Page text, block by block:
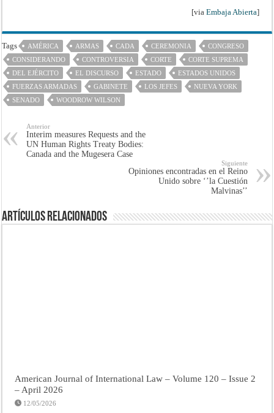
[via Embaja Abierta]
Tags AMÉRICA ARMAS CADA CEREMONIA
CONGRESO
CONSIDERANDO
CONTROVERSIA CORTE
CORTE SUPREMA
DEL EJÉRCITO
EL DISCURSO ESTADO
ESTADOS UNIDOS
FUERZAS ARMADAS
GABINETE LOS JEFES
NUEVA YORK
SENADO
WOODROW WILSON
Anterior
Interim measures Requests and the
UN Human Rights Treaty Bodies:
Canada and the Mugesera Case
Siguiente
Opiniones encontradas en el Reino
Unido sobre ‘’la Cuestión
Malvinas’’
Artículos Relacionados
American Journal of International Law – Volume 120 – Issue 2
– April 2026
12/05/2026